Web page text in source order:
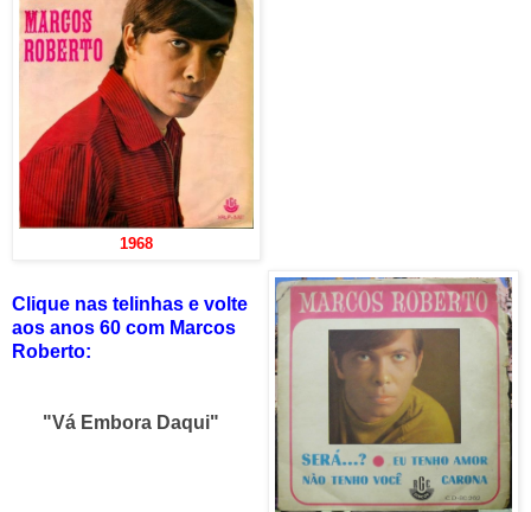
1968
Clique nas telinhas e volte
aos anos 60 com Marcos
Roberto:
"Vá Embora Daqui"